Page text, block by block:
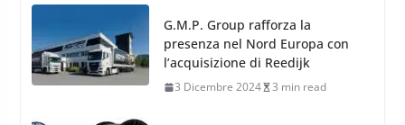
TPMS Alcar Sensor – Sistemi di
Monitoraggio Pressione
Pneumatici
4 Aprile 2022 3 min read